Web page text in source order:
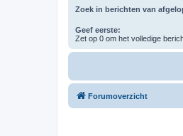
Zoek in berichten van
Geef eerste:
Zet op 0 om het volledige
Forumoverzicht